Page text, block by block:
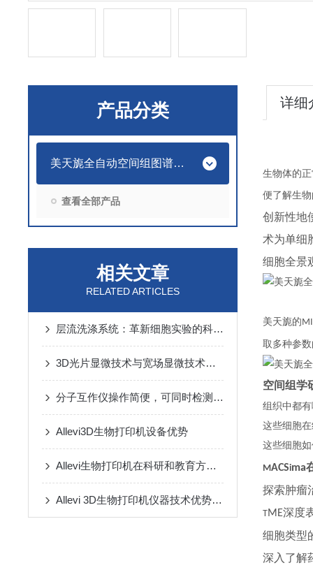
产品分类
美天旎全自动空间组图谱成像分析系统
查看全部产品
相关文章
RELATED ARTICLES
层流洗涤系统：革新细胞实验的科技设备
3D光片显微技术与宽场显微技术的不同之处在哪里
分子互作仪操作简便，可同时检测多个样本
Allevi3D生物打印机设备优势
Allevi生物打印机在科研和教育方面的应用
Allevi 3D生物打印机仪器技术优势科普
详细
生物体的
便了解生
创新性地
术为单细
细胞全景
美天旎的
取多种参
空间组学
组织中都
这些细胞
这些细胞
MACSima
探索肿瘤
TME深度
细胞类型
深入了解